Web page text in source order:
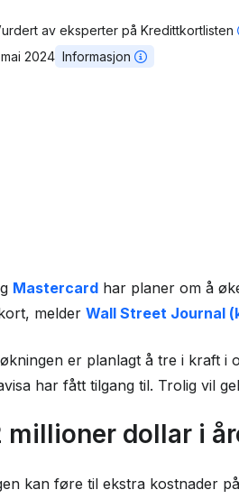
av eksperter på Kredittkortlisten
2024 Informasjon
Mastercardhar planer om å
melder Wall Street Journal
er planlagt å tre i kraft i
har fått tilgang til. Trolig vil
millioner dollar i
kan føre til ekstra kostnader